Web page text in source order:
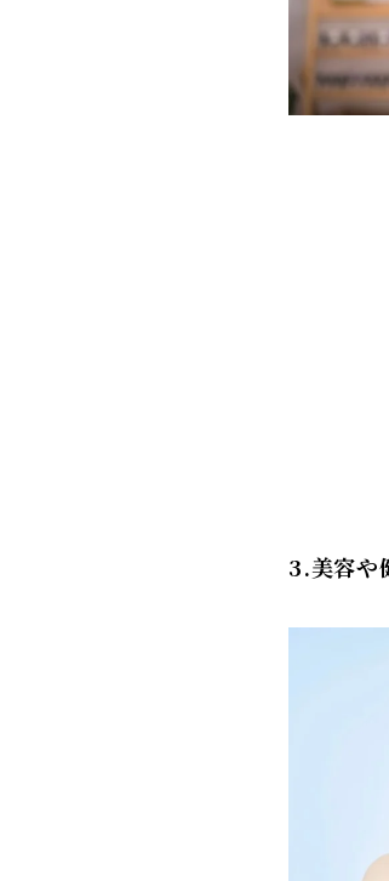
3.美容や